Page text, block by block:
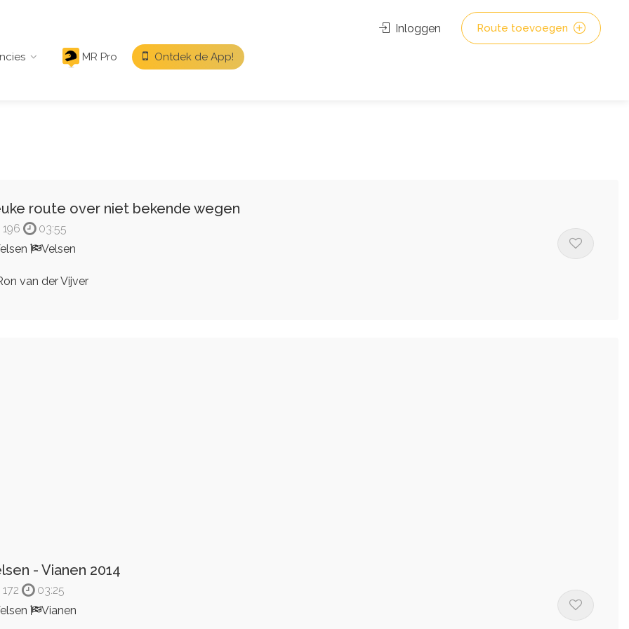
MR Pro Ontdek de App!
Inloggen Route toevoegen
route over niet bekende wegen
196
03:55
Velsen
van der Vijver
- Vianen 2014
172
03:25
Vianen